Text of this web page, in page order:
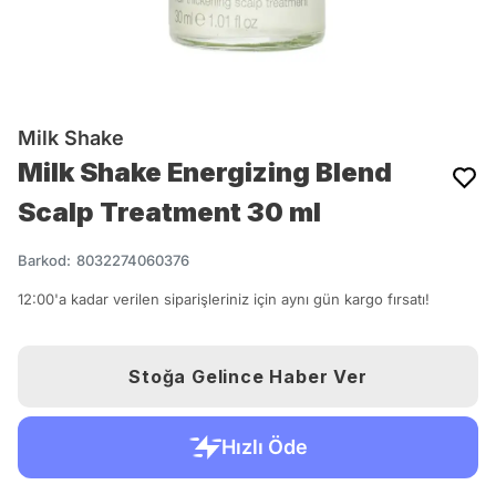
Milk Shake
Milk Shake Energizing Blend
Scalp Treatment 30 ml
Barkod: 8032274060376
12:00'a kadar verilen siparişleriniz için aynı gün kargo fırsatı!
Stoğa Gelince Haber Ver